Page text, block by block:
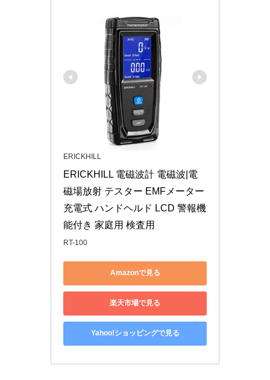
ERICKHILL
ERICKHILL 電磁波計 電磁波|電
磁場放射 テスター EMFメーター
充電式 ハンドヘルド LCD 警報機
能付き 家庭用 検査用
RT-100
Amazonで見る
楽天市場で見る
Yahoo!ショッピングで見る